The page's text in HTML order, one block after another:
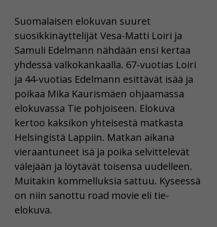
Suomalaisen elokuvan suuret
suosikkinäyttelijät Vesa-Matti Loiri ja
Samuli Edelmann nähdään ensi kertaa
yhdessä valkokankaalla. 67-vuotias Loiri
ja 44-vuotias Edelmann esittävät isää ja
poikaa Mika Kaurismäen ohjaamassa
elokuvassa Tie pohjoiseen. Elokuva
kertoo kaksikon yhteisestä matkasta
Helsingistä Lappiin. Matkan aikana
vieraantuneet isä ja poika selvittelevät
välejään ja löytävät toisensa uudelleen.
Muitakin kommelluksia sattuu. Kyseessä
on niin sanottu road movie eli tie-
elokuva.